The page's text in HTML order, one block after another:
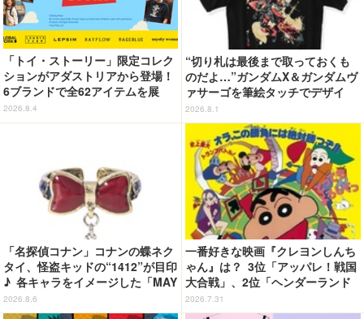
「トイ・ストーリー」限定コレク
ションがアダストリアから登場！
6ブランドで全62アイテムを展
開 店舗で購入するとオリジナル
マグネットをプレゼント☆
2026.8.4
“切り札は最後まで取っておくも
のだよ…”ガンダムX＆ガンダムヴ
ァサーゴを筆絵タッチでデザイ
ン！「ガンダムX」Tシャツ発売
2026.8.1
「名探偵コナン」コナンの蝶ネク
タイ、怪盗キッドの“1412”が目印
♪ 各キャラをイメージした「MAY
LA」リングセットがセール中
2026.8.6
一番好きな映画『クレヨンしんち
ゃん』は？ 3位「アッパレ！戦国
大合戦」、2位「ヘンダーランド
の大冒険」、1位は…？【『映画
クレヨンしんちゃん 奇々怪々！
2026.7.31